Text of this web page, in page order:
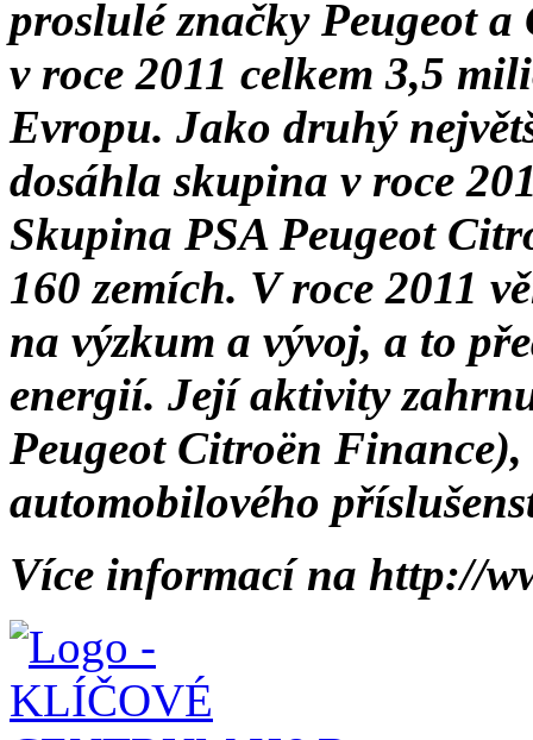
proslulé značky Peugeot
v roce 2011 celkem 3,5
Evropu. Jako druhý
dosáhla skupina v roce
Skupina PSA Peugeot
160 zemích. V roce 2011
na výzkum a vývoj, a to
energií. Její aktivity
Peugeot Citroën
automobilového
Více informací na http://